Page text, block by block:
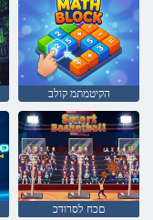
הקיטמתמ קולב
םכח לסרודכ